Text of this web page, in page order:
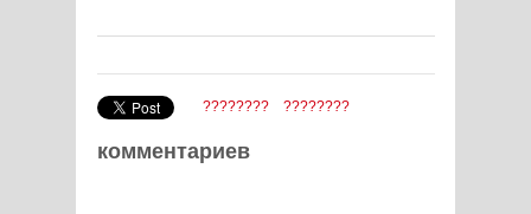
???????? ????????
комментариев